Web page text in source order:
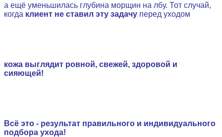
а ещё уменьшилась глубина морщин на лбу. Тот случай,
когда клиент не ставил эту задачу перед уходом
кожа выглядит ровной, свежей, здоровой и
сияющей!
Всё это - результат правильного и индивидуального
подбора ухода!